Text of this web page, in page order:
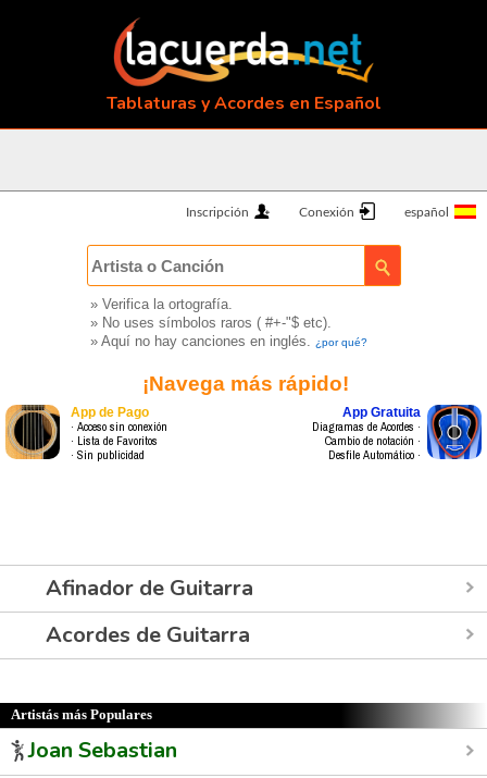
Tablaturas y Acordes en Español
Conexión
Inscripción
» Verifica la ortografía.
» No uses símbolos raros ( #+-"$ etc).
» Aquí no hay canciones en inglés. ¿por qué?
¡Navega más rápido!
App de Pago
· Acceso sin conexión
· Lista de Favoritos
· Sin publicidad
App Gratuita
Diagramas de Acordes ·
Cambio de notación ·
Desfile Automático ·
Afinador de Guitarra
Acordes de Guitarra
Artistás más Populares
Joan Sebastian